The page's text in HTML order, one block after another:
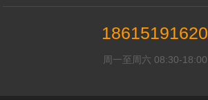
18615191620
周一至周六 08:30-18:00